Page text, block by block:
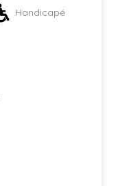
Handicapé